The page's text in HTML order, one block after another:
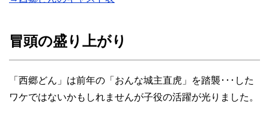
冒頭の盛り上がり
「西郷どん」は前年の「おんな城主直虎」を踏襲･･･した
ワケではないかもしれませんが子役の活躍が光りました。